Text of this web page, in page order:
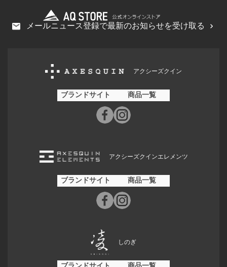
メールニュース登録で最新のお知らせを受け取る
アクシーズクイン
ブランドサイト 商品一覧
アクシーズクインエレメンツ
ブランドサイト 商品一覧
しのぎ